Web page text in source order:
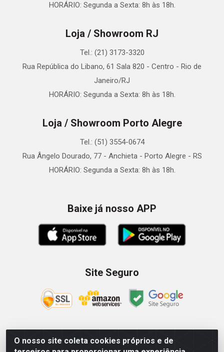
O nosso site coleta cookies próprios e de
HORÁRIO: Segunda a Sexta: 8h às 18h.
Loja / Showroom RJ
Tel.: (21) 3173-3320
Rua República do Libano, 61 Sala 820 - Centro - Rio de
Janeiro/RJ
HORÁRIO: Segunda a Sexta: 8h às 18h.
Loja / Showroom Porto Alegre
Tel.: (51) 3554-0674
Rua Ângelo Dourado, 77 - Anchieta - Porto Alegre - RS
HORÁRIO: Segunda a Sexta: 8h às 18h.
Baixe já nosso APP
Site Seguro
Zein Importação e Comércio LTDA - Av. Senador Queiróz, 274